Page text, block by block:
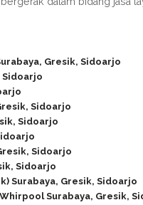
Gresik, Sidoarjo
Sidoarjo
Sidoarjo
Sidoarjo
Sidoarjo
Sidoarjo
Surabaya, Gresik, Sidoarjo
Surabaya, Gresik,